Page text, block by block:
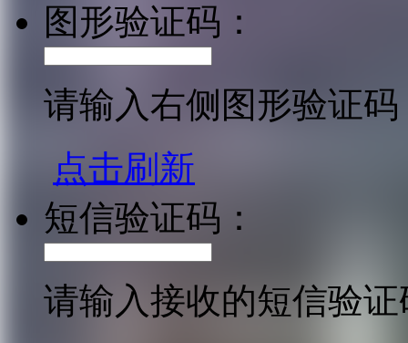
图形验证码：
请输入右侧图形验证码
点击刷新
短信验证码：
请输入接收的短信验证